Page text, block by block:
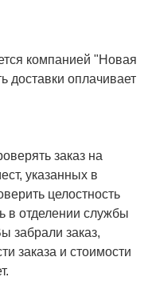
компанией "Новая
доставки оплачивает
заказ на
указанных в
целостность
в отделении службы
забрали заказ,
заказа и стоимости